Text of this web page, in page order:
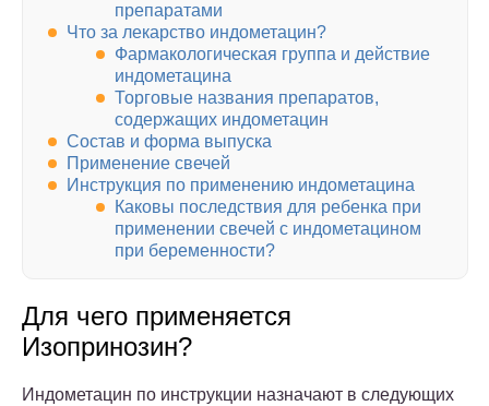
препаратами
Что за лекарство индометацин?
Фармакологическая группа и действие
индометацина
Торговые названия препаратов,
содержащих индометацин
Состав и форма выпуска
Применение свечей
Инструкция по применению индометацина
Каковы последствия для ребенка при
применении свечей с индометацином
при беременности?
Для чего применяется
Изопринозин?
Индометацин по инструкции назначают в следующих